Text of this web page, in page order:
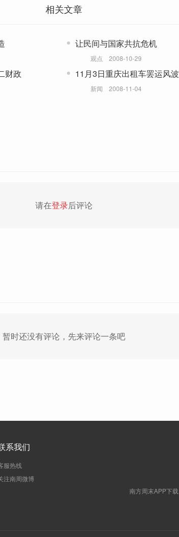
相关文章
让民间与国家共抗危机
观点 2008-10-29
财政 11月3日重庆出租车罢运风波
新闻 2008-11-04
请在登录后评论
暂时还没有评论，先来评论一条吧
系我们
服热线
注南周微博
南方周末APP下载